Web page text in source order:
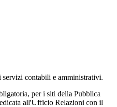
servizi contabili e amministrativi.
per i siti della Pubblica
all'Ufficio Relazioni con il